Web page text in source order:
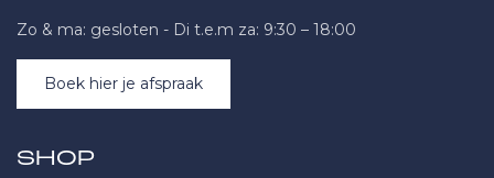
Zo & ma: gesloten - Di t.e.m za: 9:30 – 18:00
Boek hier je afspraak
SHOP